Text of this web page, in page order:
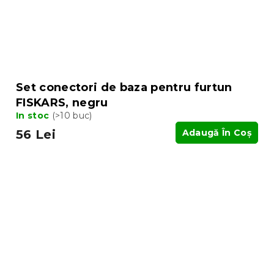
Set conectori de baza pentru furtun
FISKARS, negru
In stoc (>10 buc)
56 Lei Adaugă În Coş